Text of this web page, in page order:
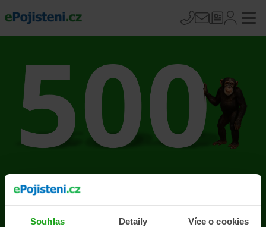
Souhlas Detaily Více o cookies
Na stránce se vyskytla
chyba